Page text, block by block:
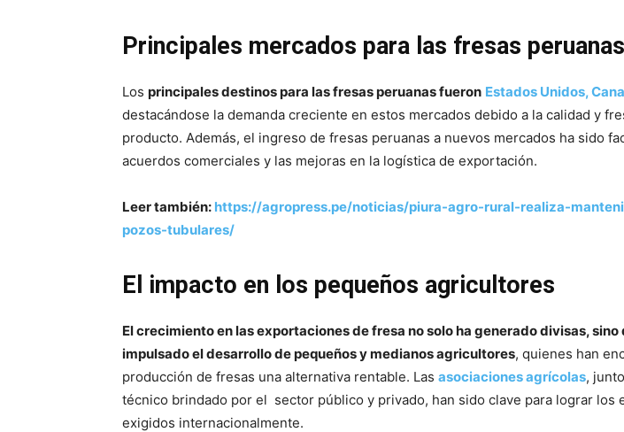
Principales mercados para las fresas peruanas
Los principales destinos para las fresas peruanas fueron Estados Unidos,
destacándose la demanda creciente en estos mercados debido a la calidad y
producto. Además, el ingreso de fresas peruanas a nuevos mercados ha sido
acuerdos comerciales y las mejoras en la logística de exportación.
Leer también: https://agropress.pe/noticias/piura-agro-rural-realiza-
pozos-tubulares/
El impacto en los pequeños agricultores
El crecimiento en las exportaciones de fresa no solo ha generado divisas, sino
impulsado el desarrollo de pequeños y medianos agricultores, quienes han
producción de fresas una alternativa rentable. Las asociaciones agrícolas,
técnico brindado por el sector público y privado, han sido clave para lograr los
exigidos internacionalmente.